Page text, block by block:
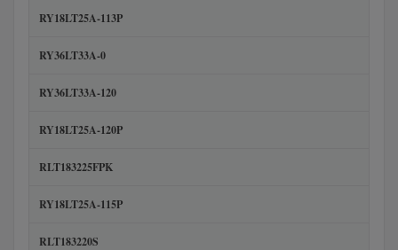
RY18LT25A-113P
RY36LT33A-0
RY36LT33A-120
RY18LT25A-120P
RLT183225FPK
RY18LT25A-115P
RLT183220S